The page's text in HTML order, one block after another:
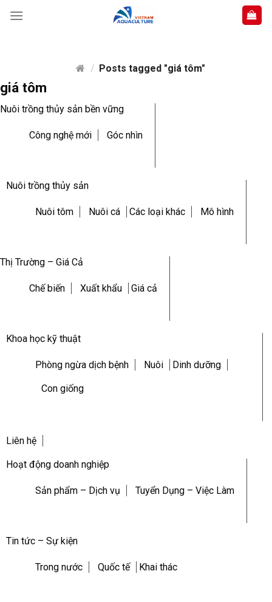
/ Posts tagged "giá tôm"
giá tôm
Nuôi trồng thủy sản bền vững
Công nghệ mới Góc nhìn
Nuôi trồng thủy sản
Nuôi tôm Nuôi cá Các loại khác Mô hình
Thị Trường – Giá Cả
Chế biến Xuất khẩu Giá cả
Khoa học kỹ thuật
Phòng ngừa dịch bệnh Nuôi Dinh dưỡng
Con giống
Liên hệ
Hoạt động doanh nghiệp
Sản phẩm – Dịch vụ Tuyển Dụng – Việc Làm
Tin tức – Sự kiện
Trong nước Quốc tế Khai thác